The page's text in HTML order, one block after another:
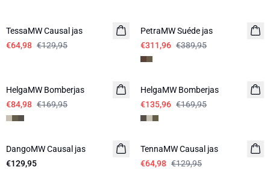
TessaMW Causal jas
€64,98 €129,95
PetraMW Suéde jas
€311,96 €389,95
HelgaMW Bomberjas
€84,98 €169,95
-20%
HelgaMW Bomberjas
€135,96 €169,95
DangoMW Causal jas
€129,95
-50%
TennaMW Causal jas
€64,98 €129,95